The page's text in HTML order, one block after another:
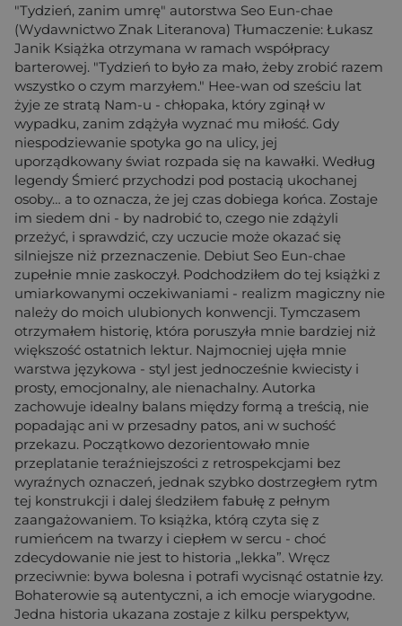
"Tydzień, zanim umrę" autorstwa Seo Eun-chae
(Wydawnictwo Znak Literanova) Tłumaczenie: Łukasz
Janik Książka otrzymana w ramach współpracy
barterowej. "Tydzień to było za mało, żeby zrobić razem
wszystko o czym marzyłem." Hee-wan od sześciu lat
żyje ze stratą Nam-u - chłopaka, który zginął w
wypadku, zanim zdążyła wyznać mu miłość. Gdy
niespodziewanie spotyka go na ulicy, jej
uporządkowany świat rozpada się na kawałki. Według
legendy Śmierć przychodzi pod postacią ukochanej
osoby… a to oznacza, że jej czas dobiega końca. Zostaje
im siedem dni - by nadrobić to, czego nie zdążyli
przeżyć, i sprawdzić, czy uczucie może okazać się
silniejsze niż przeznaczenie. Debiut Seo Eun-chae
zupełnie mnie zaskoczył. Podchodziłem do tej książki z
umiarkowanymi oczekiwaniami - realizm magiczny nie
należy do moich ulubionych konwencji. Tymczasem
otrzymałem historię, która poruszyła mnie bardziej niż
większość ostatnich lektur. Najmocniej ujęła mnie
warstwa językowa - styl jest jednocześnie kwiecisty i
prosty, emocjonalny, ale nienachalny. Autorka
zachowuje idealny balans między formą a treścią, nie
popadając ani w przesadny patos, ani w suchość
przekazu. Początkowo dezorientowało mnie
przeplatanie teraźniejszości z retrospekcjami bez
wyraźnych oznaczeń, jednak szybko dostrzegłem rytm
tej konstrukcji i dalej śledziłem fabułę z pełnym
zaangażowaniem. To książka, którą czyta się z
rumieńcem na twarzy i ciepłem w sercu - choć
zdecydowanie nie jest to historia „lekka”. Wręcz
przeciwnie: bywa bolesna i potrafi wycisnąć ostatnie łzy.
Bohaterowie są autentyczni, a ich emocje wiarygodne.
Jedna historia ukazana zostaje z kilku perspektyw,